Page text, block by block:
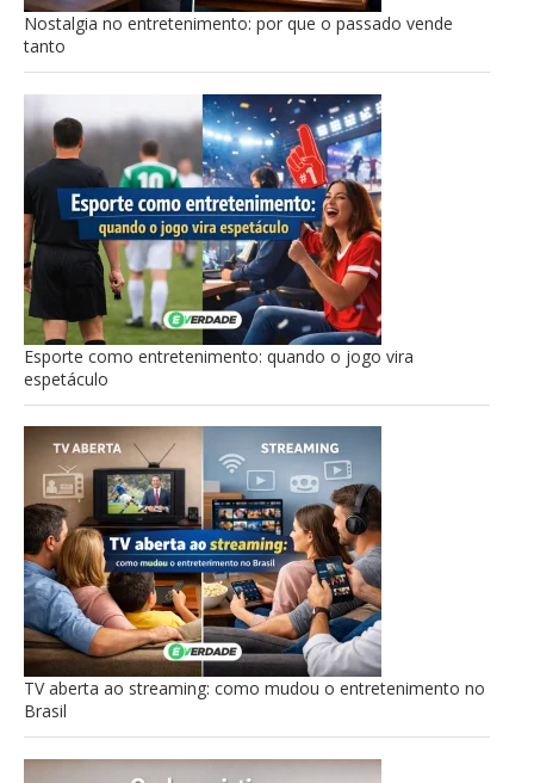
Nostalgia no entretenimento: por que o passado vende
tanto
Esporte como entretenimento: quando o jogo vira
espetáculo
TV aberta ao streaming: como mudou o entretenimento no
Brasil